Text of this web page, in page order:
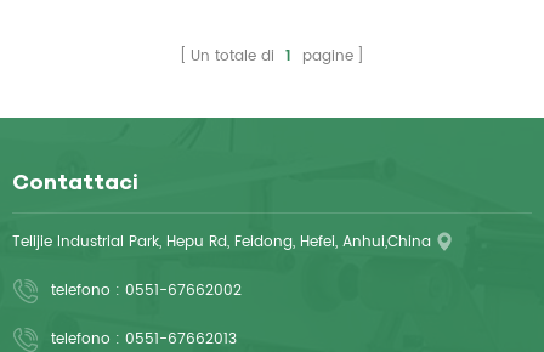
così via, le dimensioni e il materiale possono soddisfare i requisiti
dei clienti.
Un totale di 1 pagine
Contattaci
Telijie Industrial Park, Hepu Rd, Feidong, Hefei, Anhui,China
telefono : 0551-67662002
telefono : 0551-67662013